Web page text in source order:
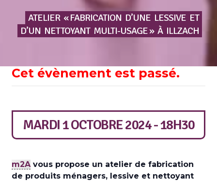
ATELIER « FABRICATION D’UNE LESSIVE ET
D’UN NETTOYANT MULTI-USAGE » À ILLZACH
Cet évènement est passé.
MARDI 1 OCTOBRE 2024 - 18H30
m2A vous propose un atelier de fabrication
de produits ménagers, lessive et nettoyant